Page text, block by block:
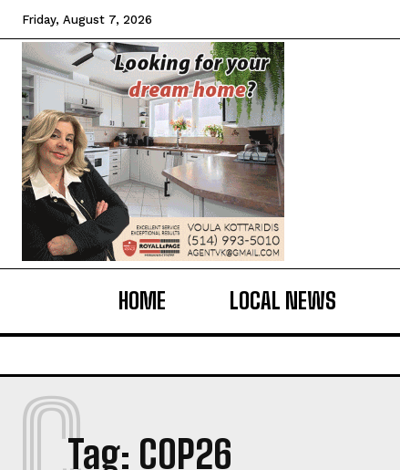
Friday, August 7, 2026
HOME LOCAL NEWS
Tag: COP26